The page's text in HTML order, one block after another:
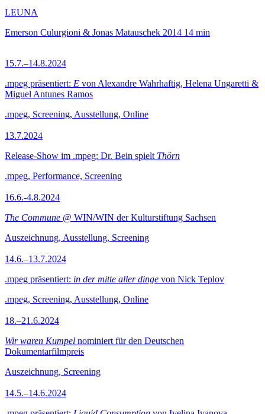
LEUNA
Emerson Culurgioni & Jonas Matauschek 2014 14 min
15.7.–14.8.2024
.mpeg präsentiert: E von Alexandre Wahrhaftig, Helena Ungaretti &
Miguel Antunes Ramos
.mpeg, Screening, Ausstellung, Online
13.7.2024
Release-Show im .mpeg: Dr. Bein spielt Thörn
.mpeg, Performance, Screening
16.6.-4.8.2024
The Commune @ WIN/WIN der Kulturstiftung Sachsen
Auszeichnung, Ausstellung, Screening
14.6.–13.7.2024
.mpeg präsentiert: in der mitte aller dinge von Nick Teplov
.mpeg, Screening, Ausstellung, Online
18.–21.6.2024
Wir waren Kumpel nominiert für den Deutschen
Dokumentarfilmpreis
Auszeichnung, Screening
14.5.–14.6.2024